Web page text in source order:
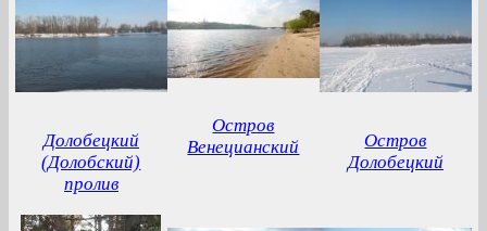
Долобецкий
(Долобский)
пролив
Остров
Венецианский
Остров
Долобецкий